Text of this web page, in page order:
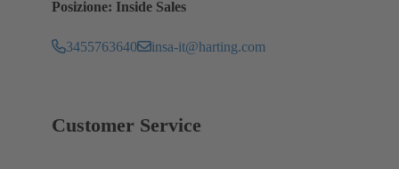
Posizione: Inside Sales
3455763640 insa-it@harting.com
Customer Service